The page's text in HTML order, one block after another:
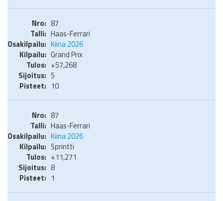
87
Haas-Ferrari
Kiina 2026
Grand Prix
+57,268
5
10
87
Haas-Ferrari
Kiina 2026
Sprintti
+11,271
8
1